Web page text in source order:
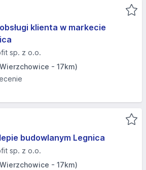
klienta w markecie
sp. z o.o.
- 17km)
budowlanym Legnica
sp. z o.o.
- 17km)